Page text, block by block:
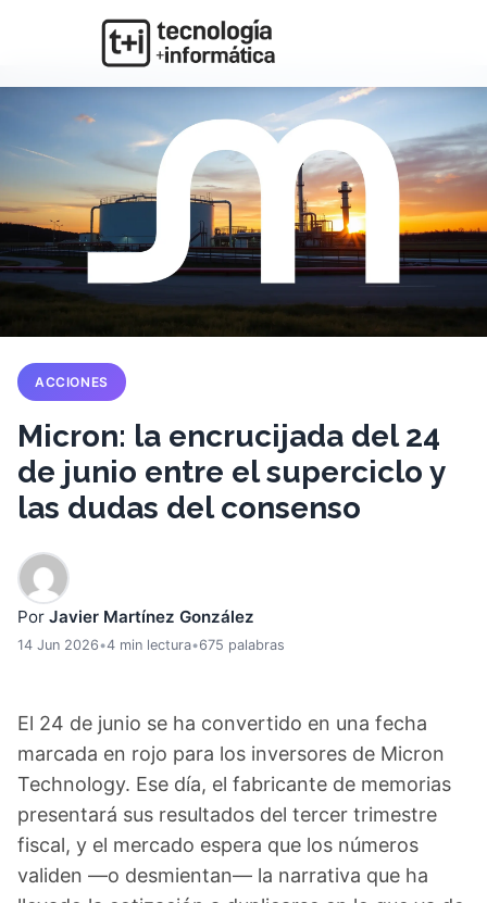
ACCIONES
Micron: la encrucijada del 24
de junio entre el superciclo y
las dudas del consenso
Por Javier Martínez González
14 Jun 2026•4 min lectura•675 palabras
El 24 de junio se ha convertido en una fecha
marcada en rojo para los inversores de Micron
Technology. Ese día, el fabricante de memorias
presentará sus resultados del tercer trimestre
fiscal, y el mercado espera que los números
validen —o desmientan— la narrativa que ha